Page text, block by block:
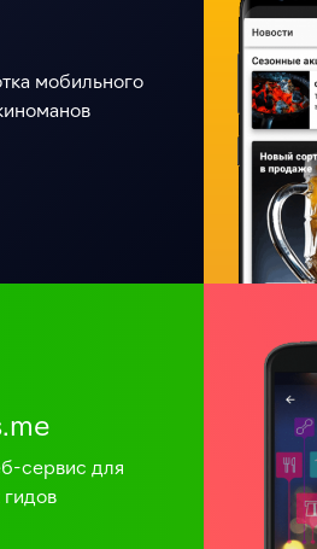
мобильного
сервис для